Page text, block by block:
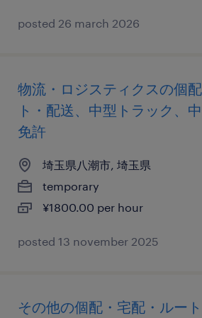
posted 26 march 2026
物流・ロジスティクスの個
ト・配送、中型トラック、
免許
埼玉県八潮市, 埼玉県
temporary
¥1800.00 per hour
posted 13 november 2025
その他の個配・宅配・ルー